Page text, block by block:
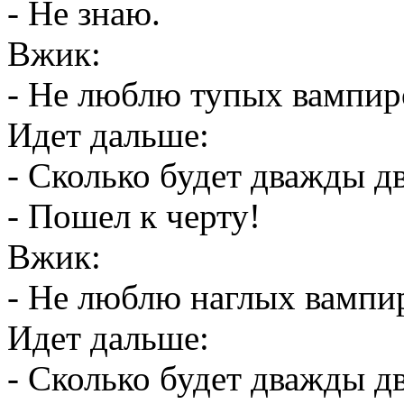
- Не знаю.
Вжик:
- Не люблю тупых
Идет дальше:
- Сколько будет дважды
- Пошел к черту!
Вжик:
- Не люблю наглых
Идет дальше:
- Сколько будет дважды